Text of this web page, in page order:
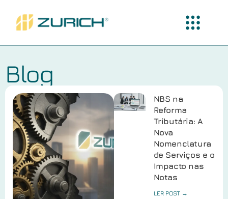
Blog
NBS na
Reforma
Tributária: A
Nova
Nomenclatura
de Serviços e o
Impacto nas
Notas
LER POST →